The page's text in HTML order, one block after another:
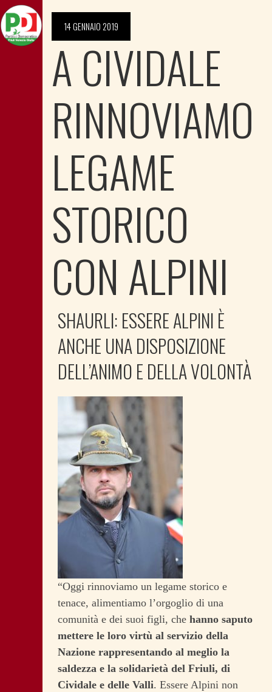
14 GENNAIO 2019
A CIVIDALE
RINNOVIAMO
LEGAME
STORICO
CON ALPINI
SHAURLI: ESSERE ALPINI È
ANCHE UNA DISPOSIZIONE
DELL’ANIMO E DELLA VOLONTÀ
“Oggi rinnoviamo un legame storico e
tenace, alimentiamo l’orgoglio di una
comunità e dei suoi figli, che hanno saputo
mettere le loro virtù al servizio della
Nazione rappresentando al meglio la
saldezza e la solidarietà del Friuli, di
Cividale e delle Valli. Essere Alpini non